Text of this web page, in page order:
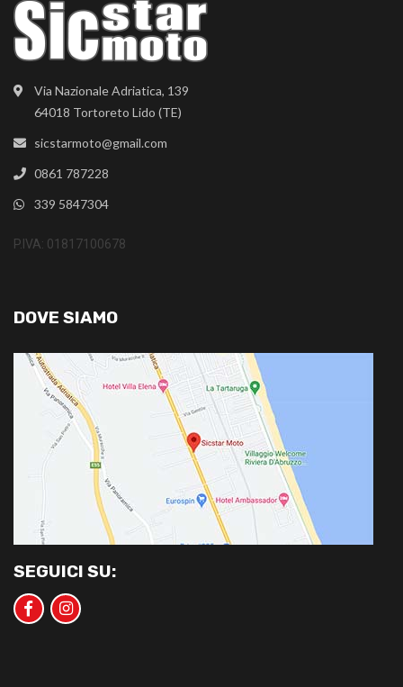
Via Nazionale Adriatica, 139
64018 Tortoreto Lido (TE)
sicstarmoto@gmail.com
0861 787228
339 5847304
P.IVA: 01817100678
DOVE SIAMO
SEGUICI SU: